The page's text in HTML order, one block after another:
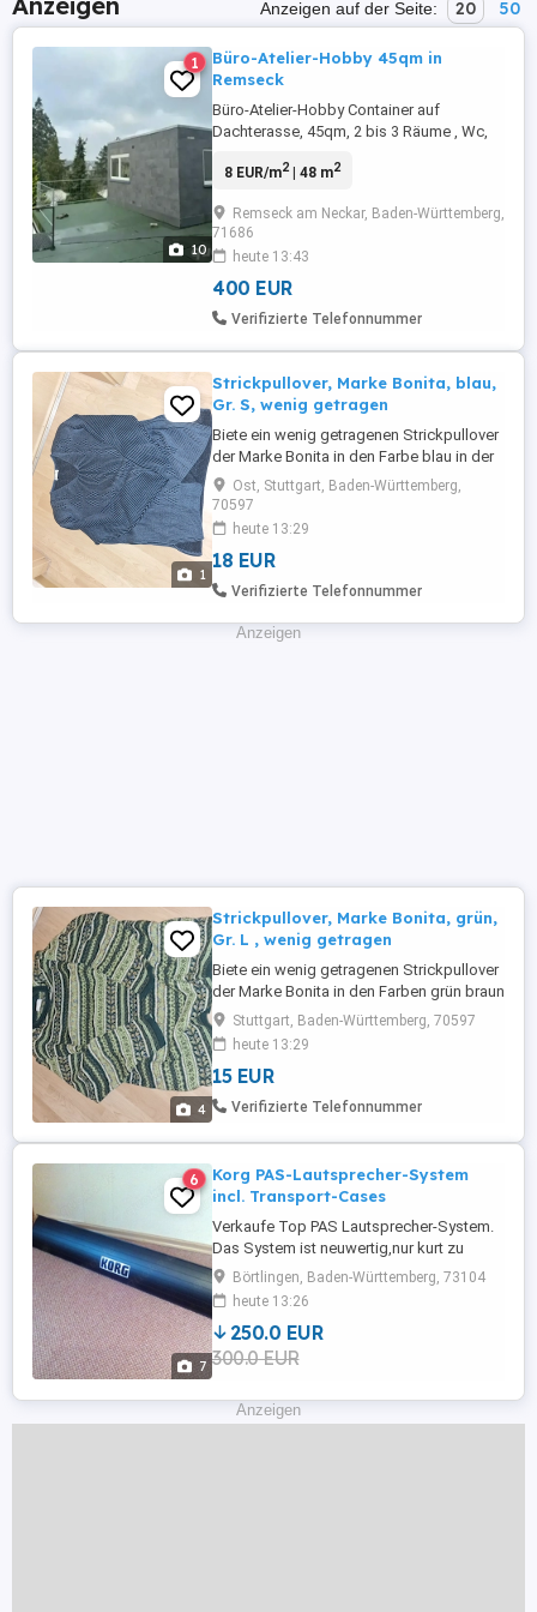
Anzeigen auf der Seite: 20 50
10
1
Büro-Atelier-Hobby 45qm in
Remseck
Büro-Atelier-Hobby Container auf
Dachterasse, 45qm, 2 bis 3 Räume , Wc,
8 EUR/m2| 48 m2
Remseck am Neckar, Baden-Württemberg,
71686
heute 13:43
400 EUR
Verifizierte Telefonnummer
1
Strickpullover, Marke Bonita, blau,
Gr. S, wenig getragen
Biete ein wenig getragenen Strickpullover
der Marke Bonita in den Farbe blau in der
Größe S an. Der Pullover hat einen V-
Ausschnitt und vorne ein Zopfmuster. Auf
der Rückseite ist er gestreift, im unteren
und hat Schulterpolster drin. Der Pullover
besteht ...
Ost, Stuttgart, Baden-Württemberg,
70597
heute 13:29
18 EUR
Verifizierte Telefonnummer
Anzeigen
4
Strickpullover, Marke Bonita, grün,
Gr. L , wenig getragen
Biete ein wenig getragenen Strickpullover
der Marke Bonita in den Farben grün braun
in der Größe L an. Der Pullover hat einen
dunkelgrünen Kragen und verschiedene
Rautenmuster. Das Muster ist auf Vorder-
und Rückseite gleich. Er hat
Schulterpolster drin. Der Pullover besteht
Stuttgart, Baden-Württemberg, 70597
heute 13:29
15 EUR
Verifizierte Telefonnummer
7
6
Korg PAS-Lautsprecher-System
incl. Transport-Cases
Verkaufe Top PAS Lautsprecher-System.
Das System ist neuwertig,nur kurt zu
Hause getestet.-es braucht keine
Verkabelung,nur am Keybord anhängen
und fertig.Passend für die Keybords PA
3X, PA 4X und PA 5X. Incl.ein pass.
Transport-Casesfür den Transport.
250,-- zuzügl.versandkosten. Abholung ...
Börtlingen, Baden-Württemberg, 73104
heute 13:26
250.0 EUR
300.0 EUR
Anzeigen